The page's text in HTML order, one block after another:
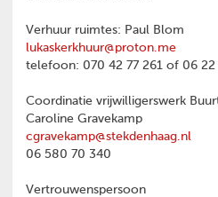
Verhuur ruimtes: Paul Blom
lukaskerkhuur@proton.me
telefoon: 070 42 77 261 of 06 22
Coordinatie vrijwilligerswerk
Caroline Gravekamp
cgravekamp@stekdenhaag.nl
06 580 70 340
Vertrouwenspersoon